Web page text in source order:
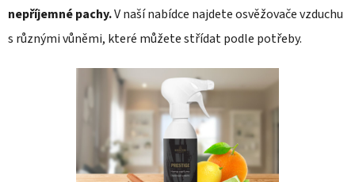
nepříjemné pachy.V naší nabídce najdete osvěžovače vzduchu
s různými vůněmi, které můžete střídat podle potřeby.